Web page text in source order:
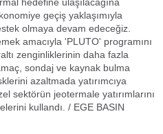
geçiş yaklaşımıyla
olmaya devam edeceğiz.
amacıyla 'PLUTO' programını
zenginliklerinin daha fazla
sondaj ve kaynak bulma
azaltmada yatırımcıya
sektörün jeotermale yatırımlarını
kullandı. / EGE BASIN